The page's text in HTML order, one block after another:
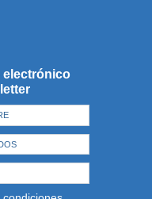
electrónico